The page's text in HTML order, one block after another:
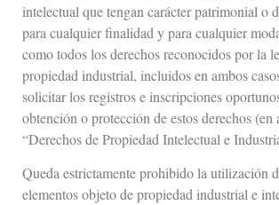
intelectual que tengan carácter patrimonial o
para cualquier finalidad y para cualquier
como todos los derechos reconocidos por la
propiedad industrial, incluidos en ambos
solicitar los registros e inscripciones
obtención o protección de estos derechos (en
“Derechos de Propiedad Intelectual e
Queda estrictamente prohibido la utilización
elementos objeto de propiedad industrial e